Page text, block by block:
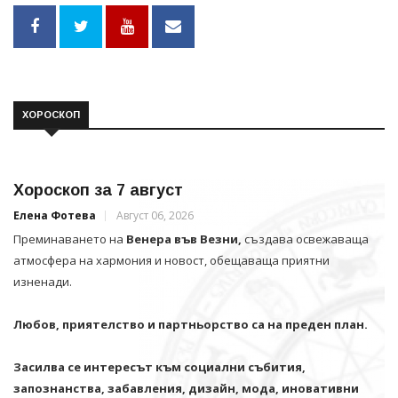
ХОРОСКОП
Хороскоп за 7 август
Елена Фотева Август 06, 2026
Преминаването на Венера във Везни, създава освежаваща
атмосфера на хармония и новост, обещаваща приятни
изненади.
Любов, приятелство и партньорство са на преден план.
Засилва се интересът към социални събития,
запознанства, забавления, дизайн, мода, иновативни